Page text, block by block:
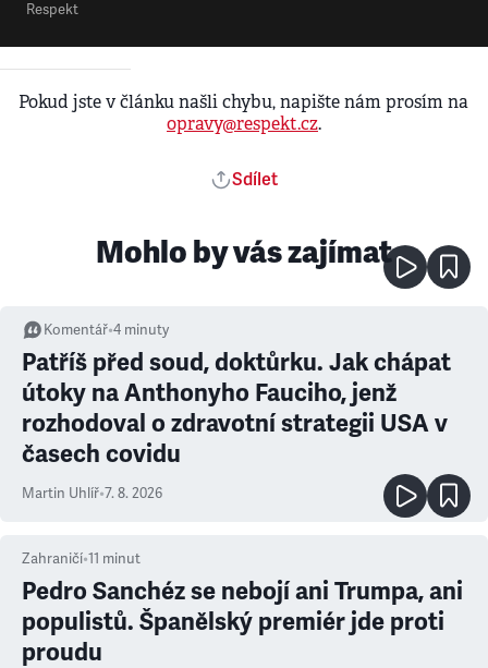
Respekt
Pokud jste v článku našli chybu, napište nám prosím na
opravy@respekt.cz.
Sdílet
Mohlo by vás zajímat
Komentář•4 minuty
Patříš před soud, doktůrku. Jak chápat
útoky na Anthonyho Fauciho, jenž
rozhodoval o zdravotní strategii USA v
časech covidu
Martin Uhlíř•7. 8. 2026
Zahraničí•11 minut
Pedro Sanchéz se nebojí ani Trumpa, ani
populistů. Španělský premiér jde proti
proudu